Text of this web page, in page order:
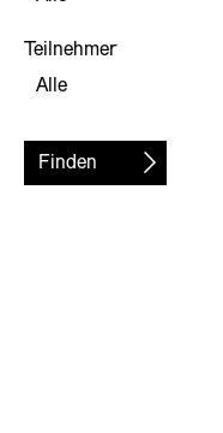
Teilnehmer